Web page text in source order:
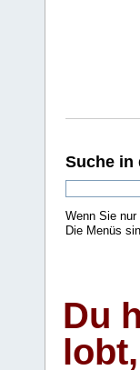
Suche in
Wenn Sie
Die Menüs
Du